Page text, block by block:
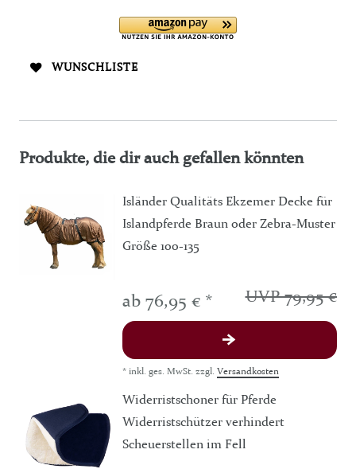
WUNSCHLISTE
Produkte, die dir auch gefallen könnten
Isländer Qualitäts Ekzemer Decke für
Islandpferde Braun oder Zebra-Muster
Größe 100-135
UVP 79,95 €
ab 76,95 € *
* inkl. ges. MwSt. zzgl. Versandkosten
Widerristschoner für Pferde
Widerristschützer verhindert
Scheuerstellen im Fell